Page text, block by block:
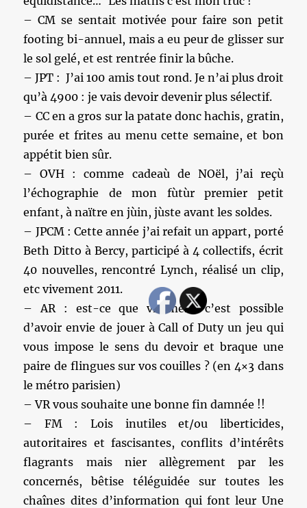
– CM se sentait motivée pour faire son petit
footing bi-annuel, mais a eu peur de glisser sur
le sol gelé, et est rentrée finir la bûche.
– JPT : J’ai 100 amis tout rond. Je n’ai plus droit
qu’à 4900 : je vais devoir devenir plus sélectif.
– CC en a gros sur la patate donc hachis, gratin,
purée et frites au menu cette semaine, et bon
appétit bien sûr.
– OVH : comme cadeaù de NOël, j’ai reçù
l’échographie de mon fùtùr premier petit
enfant, à naïtre en jùin, jùste avant les soldes.
– JPCM : Cette année j’ai refait un appart, porté
Beth Ditto à Bercy, participé à 4 collectifs, écrit
40 nouvelles, rencontré Lynch, réalisé un clip,
etc vivement 2011.
– AR : est-ce que vraiment c’est possible
d’avoir envie de jouer à Call of Duty un jeu qui
vous impose le sens du devoir et braque une
paire de flingues sur vos couilles ? (en 4×3 dans
le métro parisien)
– VR vous souhaite une bonne fin damnée !!
– FM : Lois inutiles et/ou liberticides,
autoritaires et fascisantes, conflits d’intérêts
flagrants mais nier allègrement par les
concernés, bêtise téléguidée sur toutes les
chaînes dites d’information qui font leur Une